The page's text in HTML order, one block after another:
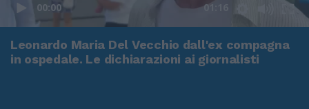
00:00 01:16
Leonardo Maria Del Vecchio dall'ex compagna
in ospedale. Le dichiarazioni ai giornalisti